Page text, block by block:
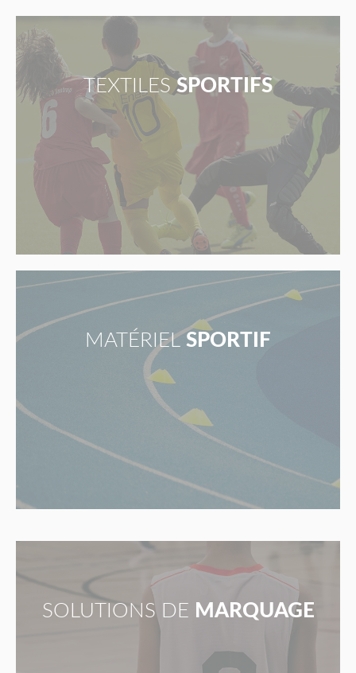
TEXTILES SPORTIFS
MATÉRIEL SPORTIF
SOLUTIONS DE MARQUAGE